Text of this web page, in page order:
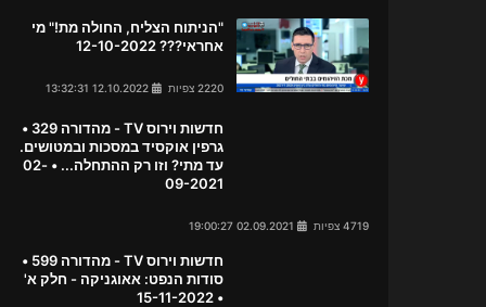
"הניתוח הצליח, החולה מת!" מי
אחראי??? 12-10-2022
2220 צפיות
חדשות וירוס TV - מהדורה 329 •
גרפין אוקסיד במסכות ובמטושים.
עד מתי? וזו רק ההתחלה... • 02-
09-2021
4719 צפיות
חדשות וירוס TV - מהדורה 599 •
סודות הנפט: אאוגניקה - חלק א'
• 15-11-2022